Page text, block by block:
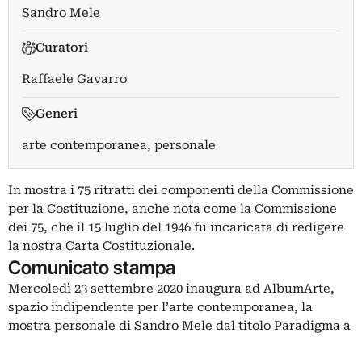
Sandro Mele
Curatori
Raffaele Gavarro
Generi
arte contemporanea, personale
In mostra i 75 ritratti dei componenti della Commissione
per la Costituzione, anche nota come la Commissione
dei 75, che il 15 luglio del 1946 fu incaricata di redigere
la nostra Carta Costituzionale.
Comunicato stampa
Mercoledì 23 settembre 2020 inaugura ad AlbumArte,
spazio indipendente per l’arte contemporanea, la
mostra personale di Sandro Mele dal titolo Paradigma a